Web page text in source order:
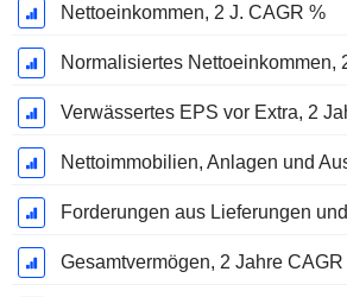
Nettoeinkommen, 2 J. CAGR %
Verwässertes EPS vor Extra, 2
Gesamtvermögen, 2 Jahre CAGR